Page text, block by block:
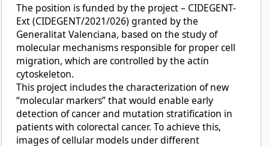
The position is funded by the project – CIDEGENT-
Ext (CIDEGENT/2021/026) granted by the
Generalitat Valenciana, based on the study of
molecular mechanisms responsible for proper cell
migration, which are controlled by the actin
cytoskeleton.
This project includes the characterization of new
“molecular markers” that would enable early
detection of cancer and mutation stratification in
patients with colorectal cancer. To achieve this,
images of cellular models under different